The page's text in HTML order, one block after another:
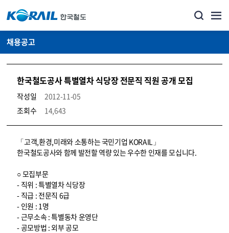
채용공고
한국철도공사 특별열차 식당장 전문직 직원 공개 모집
작성일
2012-11-05
조회수
14,643
코레일소개_경영공시_채용공고 상세보기 – 내용, 파일, 담당자 연락처로 구성
「고객,환경,미래와 소통하는 국민기업 KORAIL」
한국철도공사와 함께 발전할 역량 있는 우수한 인재를 모십니다.
○ 모집부문
- 직위 : 특별열차 식당장
- 직급 : 전문직 6급
- 인원 : 1명
- 근무소속 : 특별동차 운영단
- 공모방법 : 외부 공모